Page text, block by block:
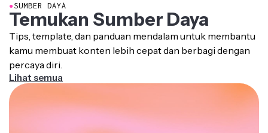
●SUMBER DAYA
Temukan Sumber Daya
Tips, template, dan panduan mendalam untuk membantu
kamu membuat konten lebih cepat dan berbagi dengan
percaya diri.
Lihat semua